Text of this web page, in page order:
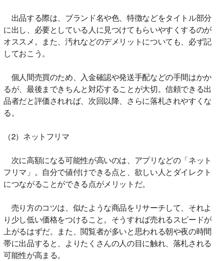
出品する際は、ブランド名や色、特徴などをタイトル部分
に出し、必要としている人に見つけてもらいやすくするのが
オススメ。また、汚れなどのデメリットについても、必ず記
しておこう。
個人間売買のため、入金確認や発送手配などの手間はかか
るが、最後まできちんと対応することが大切。信頼できる出
品者だと評価されれば、次回以降、さらに落札されやすくな
る。
（2）ネットフリマ
次に高額になる可能性が高いのは、アプリなどの「ネット
フリマ」。自分で値付けできる点と、欲しい人とダイレクト
につながることができる点がメリットだ。
売り方のコツは、似たような商品をリサーチして、それよ
り少し低い価格をつけること。そうすれば売れるスピードが
上がるはずだ。また、閲覧者が多いと思われる朝や夜の時間
帯に出品すると、よりたくさんの人の目に触れ、落札される
可能性が高まる。